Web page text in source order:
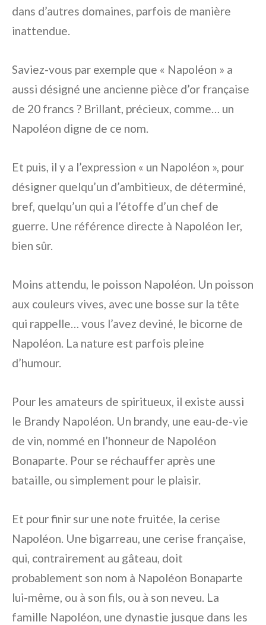
dans d’autres domaines, parfois de manière
inattendue.
Saviez-vous par exemple que « Napoléon » a
aussi désigné une ancienne pièce d’or française
de 20 francs ? Brillant, précieux, comme… un
Napoléon digne de ce nom.
Et puis, il y a l’expression « un Napoléon », pour
désigner quelqu’un d’ambitieux, de déterminé,
bref, quelqu’un qui a l’étoffe d’un chef de
guerre. Une référence directe à Napoléon Ier,
bien sûr.
Moins attendu, le poisson Napoléon. Un poisson
aux couleurs vives, avec une bosse sur la tête
qui rappelle… vous l’avez deviné, le bicorne de
Napoléon. La nature est parfois pleine
d’humour.
Pour les amateurs de spiritueux, il existe aussi
le Brandy Napoléon. Un brandy, une eau-de-vie
de vin, nommé en l’honneur de Napoléon
Bonaparte. Pour se réchauffer après une
bataille, ou simplement pour le plaisir.
Et pour finir sur une note fruitée, la cerise
Napoléon. Une bigarreau, une cerise française,
qui, contrairement au gâteau, doit
probablement son nom à Napoléon Bonaparte
lui-même, ou à son fils, ou à son neveu. La
famille Napoléon, une dynastie jusque dans les